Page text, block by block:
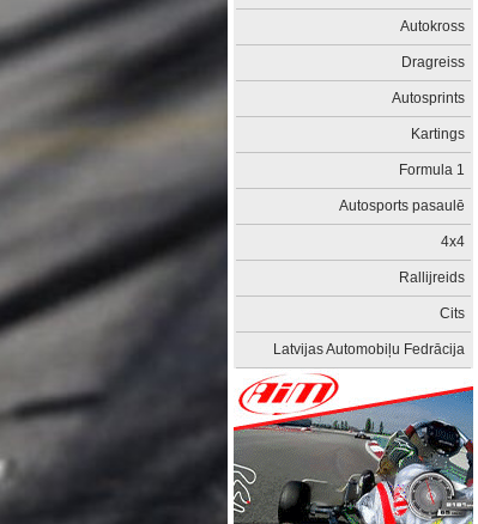
Autokross
Dragreiss
Autosprints
Kartings
Formula 1
Autosports pasaulē
4x4
Rallijreids
Cits
Latvijas Automobiļu Fedrācija